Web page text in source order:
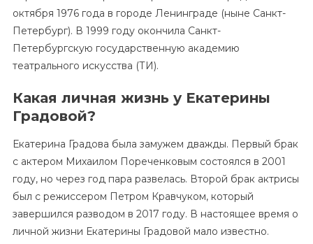
октября 1976 года в городе Ленинграде (ныне Санкт-
Петербург). В 1999 году окончила Санкт-
Петербургскую государственную академию
театрального искусства (ТИ).
Какая личная жизнь у Екатерины
Градовой?
Екатерина Градова была замужем дважды. Первый брак
с актером Михаилом Пореченковым состоялся в 2001
году, но через год пара развелась. Второй брак актрисы
был с режиссером Петром Кравчуком, который
завершился разводом в 2017 году. В настоящее время о
личной жизни Екатерины Градовой мало известно.